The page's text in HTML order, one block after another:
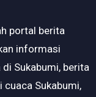
portal berita
informasi
Sukabumi, berita
cuaca Sukabumi,